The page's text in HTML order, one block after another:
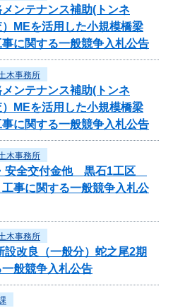
ンテナンス補助(トンネ
MEを活用した小規模橋梁
に関する一般競争入札公告
木事務所
ンテナンス補助(トンネ
MEを活用した小規模橋梁
に関する一般競争入札公告
木事務所
安全交付金他 黒石1工区
事に関する一般競争入札公
木事務所
設改良（一般分）蛇之尾2期
般競争入札公告